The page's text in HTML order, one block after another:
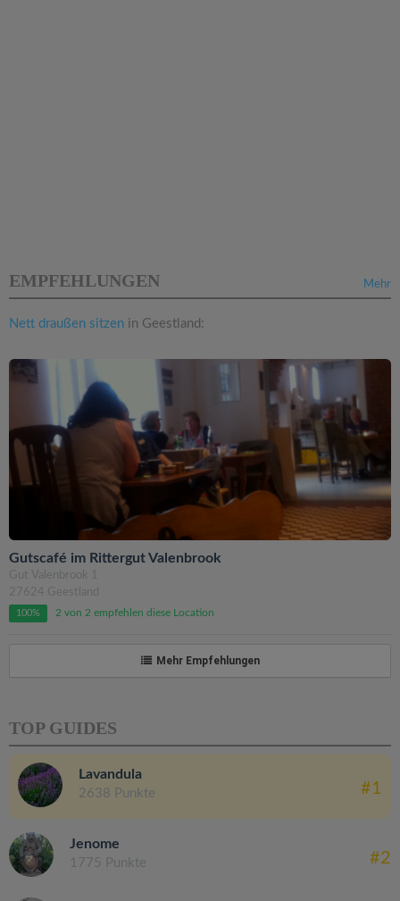
Mehr
EMPFEHLUNGEN
Nett draußen sitzen in Geestland:
Gutscafé im Rittergut Valenbrook
Gut Valenbrook 1
27624 Geestland
100% 2 von 2 empfehlen diese Location
Mehr Empfehlungen
TOP GUIDES
Lavandula
2638 Punkte #1
Jenome
1775 Punkte #2